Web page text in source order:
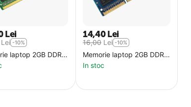
Lei
Lei -10%
laptop 2GB DDR3
1600MHz
hand
14,40 Lei
16,00 Lei -10%
Memorie laptop 2GB DDR3
PC8500 1066MHz second
hand
In stoc